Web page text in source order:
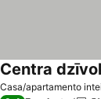
Casa/apartamento
Centra